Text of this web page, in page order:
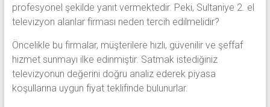
profesyonel şekilde yanıt vermektedir. Peki, Sultaniye 2. el
televizyon alanlar firması neden tercih edilmelidir?
Öncelikle bu firmalar, müşterilere hızlı, güvenilir ve şeffaf
hizmet sunmayı ilke edinmiştir. Satmak istediğiniz
televizyonun değerini doğru analiz ederek piyasa
koşullarına uygun fiyat teklifinde bulunurlar.